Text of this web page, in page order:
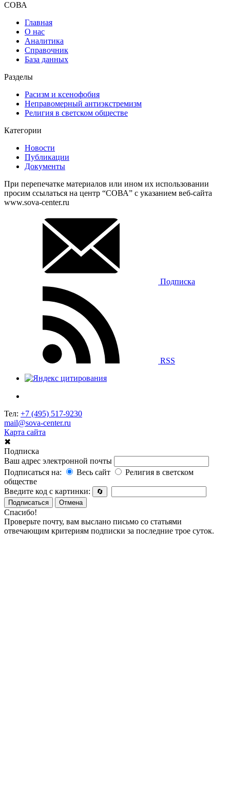
СОВА
Главная
О нас
Аналитика
Справочник
База данных
Разделы
Расизм и ксенофобия
Неправомерный антиэкстремизм
Религия в светском обществе
Категории
Новости
Публикации
Документы
При перепечатке материалов или ином их использовании
просим ссылаться на центр “СОВА” с указанием веб-сайта
www.sova-center.ru
Подписка
RSS
Тел: +7 (495) 517-9230
mail@sova-center.ru
Карта сайта
✖
Подписка
Ваш адрес электронной почты
Подписаться на:
Весь сайт
Религия в светском
обществе
Введите код с картинки:
🔄
Подписаться
Отмена
Спасибо!
Проверьте почту, вам выслано письмо со статьями
отвечающим критериям подписки за последние трое суток.